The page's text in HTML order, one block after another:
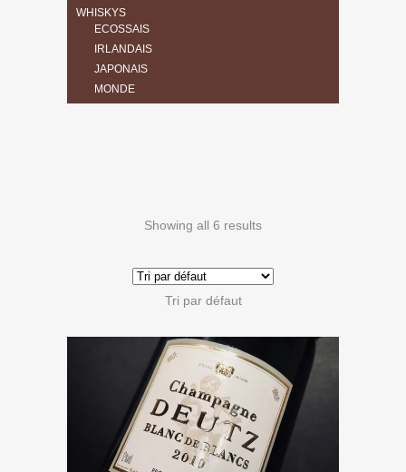
WHISKYS
ECOSSAIS
IRLANDAIS
JAPONAIS
MONDE
Showing all 6 results
Tri par défaut